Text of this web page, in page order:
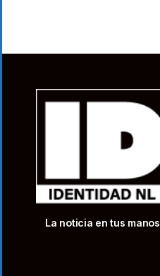
La noticia en tus manos